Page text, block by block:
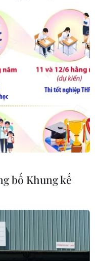
bắt
học
bố Khung kế